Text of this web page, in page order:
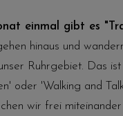
einmal gibt es
hinaus und
Ruhrgebiet. Das
oder 'Walking and
wir frei